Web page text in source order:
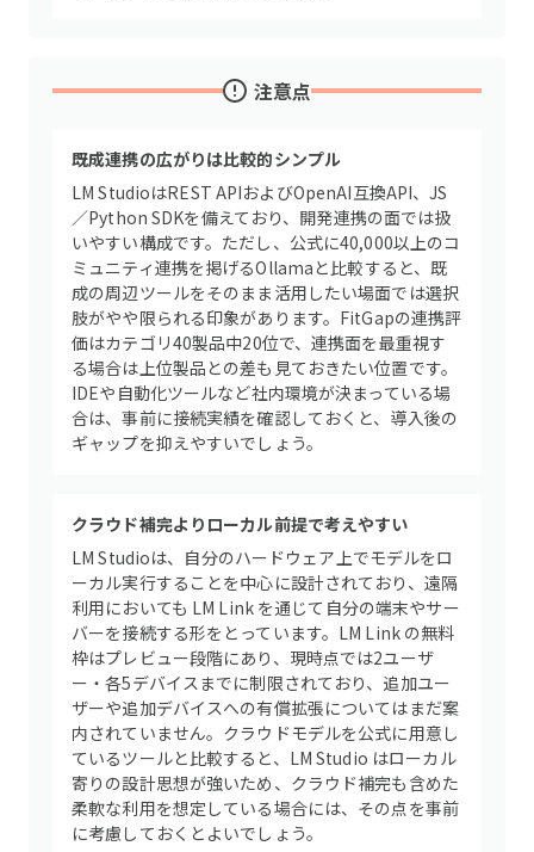
注意点
既成連携の広がりは比較的シンプル
LM StudioはREST APIおよびOpenAI互換API、JS
／Python SDKを備えており、開発連携の面では扱
いやすい構成です。ただし、公式に40,000以上のコ
ミュニティ連携を掲げるOllamaと比較すると、既
成の周辺ツールをそのまま活用したい場面では選択
肢がやや限られる印象があります。FitGapの連携評
価はカテゴリ40製品中20位で、連携面を最重視す
る場合は上位製品との差も見ておきたい位置です。
IDEや自動化ツールなど社内環境が決まっている場
合は、事前に接続実績を確認しておくと、導入後の
ギャップを抑えやすいでしょう。
クラウド補完よりローカル前提で考えやすい
LM Studioは、自分のハードウェア上でモデルをロ
ーカル実行することを中心に設計されており、遠隔
利用においても LM Link を通じて自分の端末やサー
バーを接続する形をとっています。LM Link の無料
枠はプレビュー段階にあり、現時点では2ユーザ
ー・各5デバイスまでに制限されており、追加ユー
ザーや追加デバイスへの有償拡張についてはまだ案
内されていません。クラウドモデルを公式に用意し
ているツールと比較すると、LM Studio はローカル
寄りの設計思想が強いため、クラウド補完も含めた
柔軟な利用を想定している場合には、その点を事前
に考慮しておくとよいでしょう。